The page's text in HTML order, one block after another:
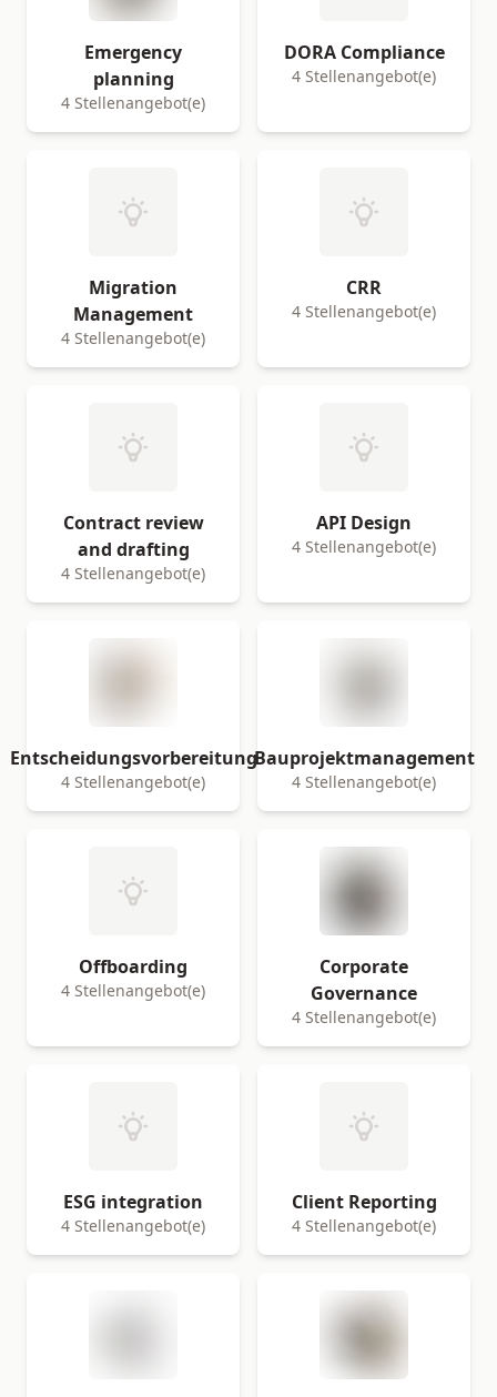
Emergency
planning
4 Stellenangebot(e)
DORA Compliance
4 Stellenangebot(e)
Migration
Management
4 Stellenangebot(e)
CRR
4 Stellenangebot(e)
Contract review
and drafting
4 Stellenangebot(e)
API Design
4 Stellenangebot(e)
Entscheidungsvorbereitung
4 Stellenangebot(e)
Bauprojektmanagement
4 Stellenangebot(e)
Offboarding
4 Stellenangebot(e)
Corporate
Governance
4 Stellenangebot(e)
ESG integration
4 Stellenangebot(e)
Client Reporting
4 Stellenangebot(e)